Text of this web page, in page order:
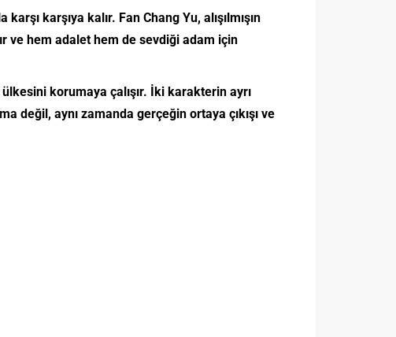
karşıya kalır. Fan Chang Yu, alışılmışın
ve hem adalet hem de sevdiği adam için
korumaya çalışır. İki karakterin ayrı
değil, aynı zamanda gerçeğin ortaya çıkışı ve